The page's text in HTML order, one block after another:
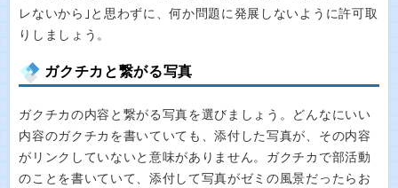
レないから｣と思わずに、何か問題に発展しないように許可取
りしましょう。
ガクチカと繋がる写真
ガクチカの内容と繋がる写真を選びましょう。どんなにいい
内容のガクチカを書いていても、添付した写真が、その内容
がリンクしていないと意味がありません。ガクチカで部活動
のことを書いていて、添付して写真がゼミの風景だったらお